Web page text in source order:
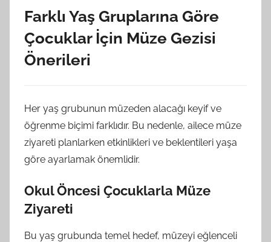
Farklı Yaş Gruplarına Göre
Çocuklar İçin Müze Gezisi
Önerileri
Her yaş grubunun müzeden alacağı keyif ve
öğrenme biçimi farklıdır. Bu nedenle, ailece müze
ziyareti planlarken etkinlikleri ve beklentileri yaşa
göre ayarlamak önemlidir.
Okul Öncesi Çocuklarla Müze
Ziyareti
Bu yaş grubunda temel hedef, müzeyi eğlenceli